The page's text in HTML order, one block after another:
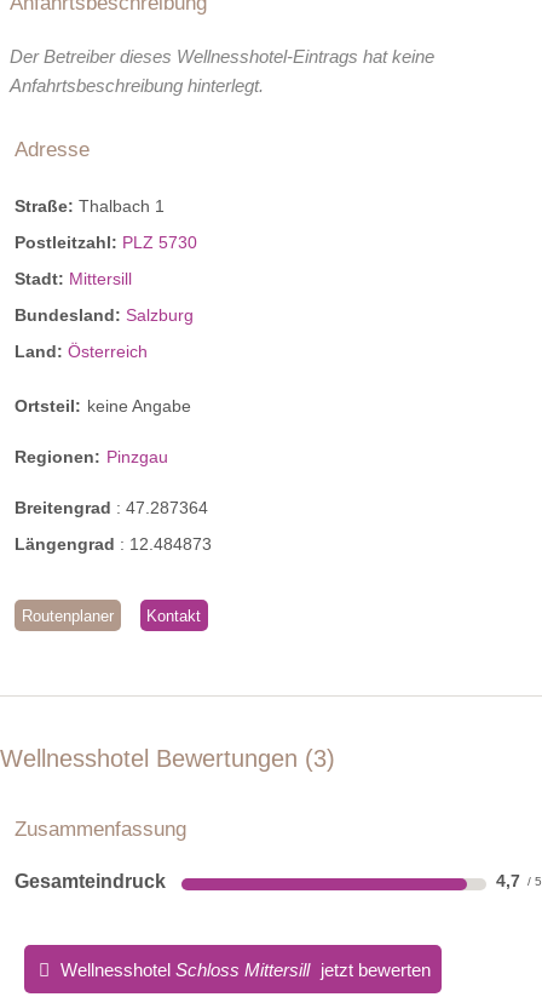
Der Betreiber dieses Wellnesshotel-Eintrags hat keine
Anfahrtsbeschreibung hinterlegt.
Adresse
Straße: Thalbach 1
Postleitzahl: PLZ 5730
Stadt: Mittersill
Bundesland: Salzburg
Land: Österreich
Ortsteil: keine Angabe
Regionen: Pinzgau
Breitengrad : 47.287364
Längengrad : 12.484873
Routenplaner Kontakt
Wellnesshotel Bewertungen 3
Zusammenfassung
Gesamteindruck 4,7
Wellnesshotel Schloss Mittersill jetzt bewerten